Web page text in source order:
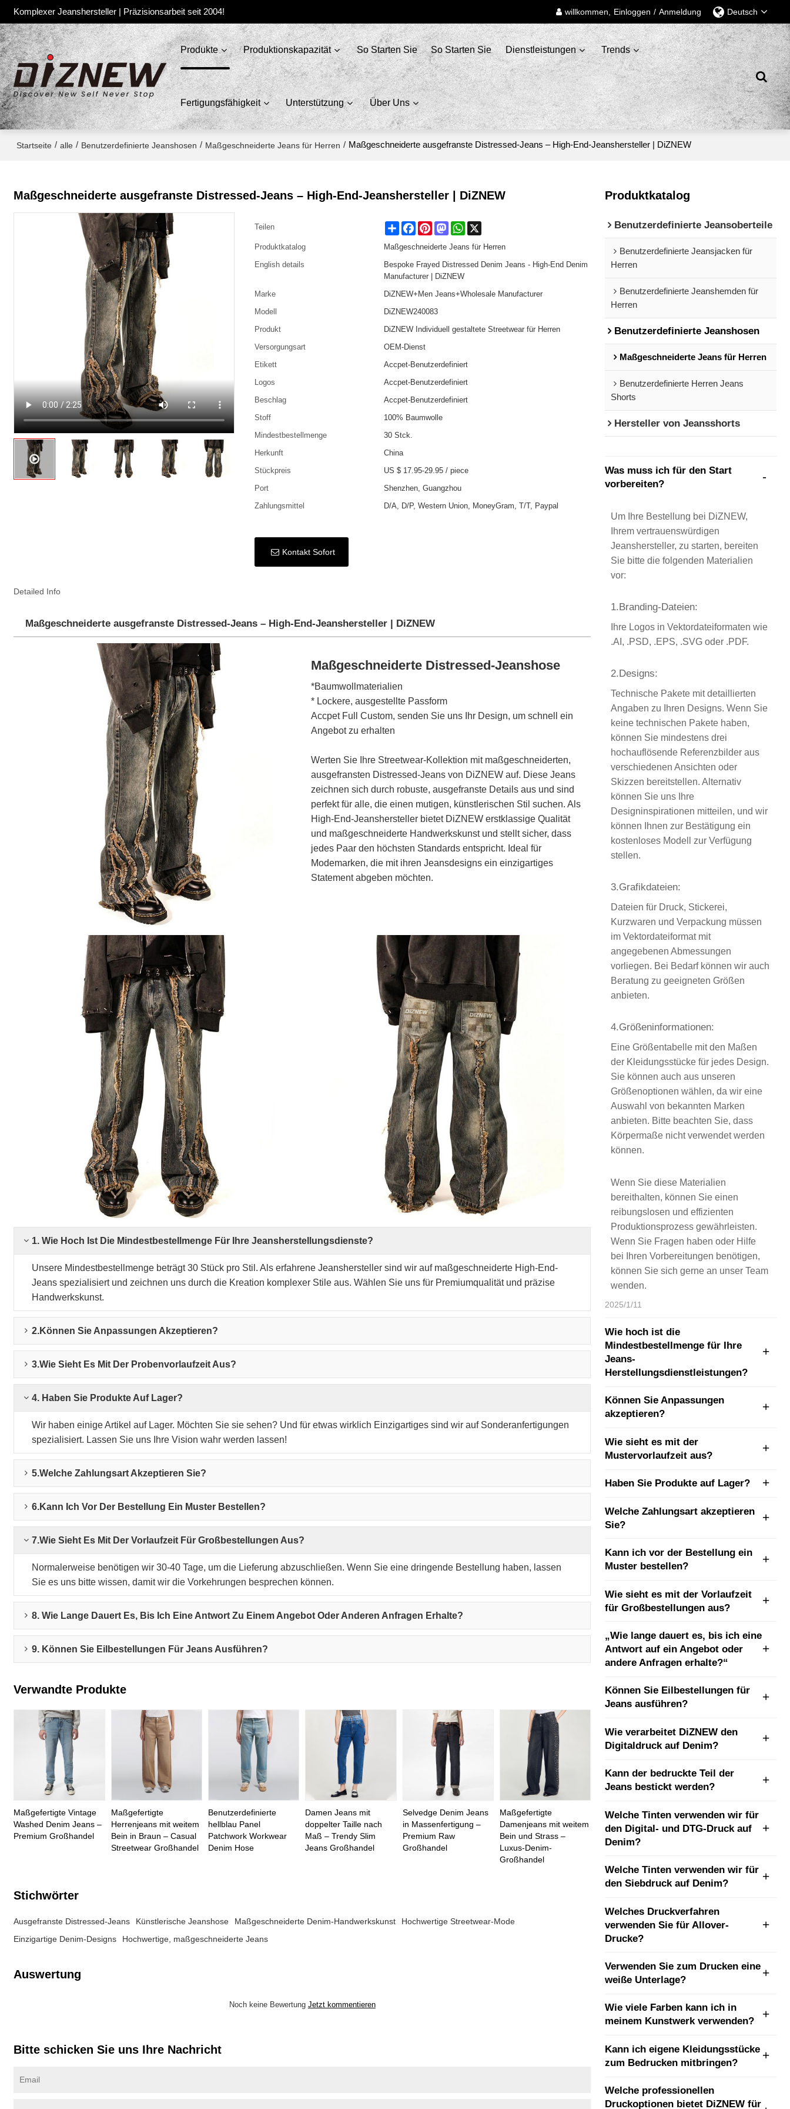
Komplexer Jeanshersteller | Präzisionsarbeit seit 2004! willkommen, Einloggen / Anmeldung Deutsch
Produkte Produktionskapazität So Starten Sie So Starten Sie Dienstleistungen Trends
Fertigungsfähigkeit Unterstützung Über Uns
Startseite / alle / Benutzerdefinierte Jeanshosen / Maßgeschneiderte Jeans für Herren / Maßgeschneiderte ausgefranste Distressed-Jeans – High-End-Jeanshersteller | DiZNEW
Maßgeschneiderte ausgefranste Distressed-Jeans – High-End-Jeanshersteller | DiZNEW
Teilen ShareFacebookPinterestMastodonWhatsApp
Produktkatalog
Maßgeschneiderte Jeans für Herren
English details
Bespoke Frayed Distressed Denim Jeans - High-End Denim
Manufacturer | DiZNEW
Marke
DiZNEW+Men Jeans+Wholesale Manufacturer
Modell
DiZNEW240083
Produkt
DiZNEW Individuell gestaltete Streetwear für Herren
Versorgungsart
OEM-Dienst
Etikett
Accpet-Benutzerdefiniert
Logos
Accpet-Benutzerdefiniert
Beschlag
Accpet-Benutzerdefiniert
Stoff
100% Baumwolle
Mindestbestellmenge
30 Stck.
Herkunft
China
Stückpreis
US $ 17.95-29.95 /piece
Port
Shenzhen, Guangzhou
Zahlungsmittel
D/A, D/P, Western Union, MoneyGram, T/T, Paypal
Kontakt Sofort
Detailed Info
Maßgeschneiderte ausgefranste Distressed-Jeans – High-End-Jeanshersteller | DiZNEW
Maßgeschneiderte Distressed-Jeanshose
*Baumwollmaterialien
* Lockere, ausgestellte Passform
Accpet Full Custom, senden Sie uns Ihr Design, um schnell ein
Angebot zu erhalten
Werten Sie Ihre Streetwear-Kollektion mit maßgeschneiderten,
ausgefransten Distressed-Jeans von DiZNEW auf. Diese Jeans
zeichnen sich durch robuste, ausgefranste Details aus und sind
perfekt für alle, die einen mutigen, künstlerischen Stil suchen. Als
High-End-Jeanshersteller bietet DiZNEW erstklassige Qualität
und maßgeschneiderte Handwerkskunst und stellt sicher, dass
jedes Paar den höchsten Standards entspricht. Ideal für
Modemarken, die mit ihren Jeansdesigns ein einzigartiges
Statement abgeben möchten.
1. Wie Hoch Ist Die Mindestbestellmenge Für Ihre Jeansherstellungsdienste?
Unsere Mindestbestellmenge beträgt 30 Stück pro Stil. Als erfahrene Jeanshersteller sind wir auf maßgeschneiderte High-End-
Jeans spezialisiert und zeichnen uns durch die Kreation komplexer Stile aus. Wählen Sie uns für Premiumqualität und präzise
Handwerkskunst.
2.Können Sie Anpassungen Akzeptieren?
3.Wie Sieht Es Mit Der Probenvorlaufzeit Aus?
4. Haben Sie Produkte Auf Lager?
Wir haben einige Artikel auf Lager. Möchten Sie sie sehen? Und für etwas wirklich Einzigartiges sind wir auf Sonderanfertigungen
spezialisiert. Lassen Sie uns Ihre Vision wahr werden lassen!
5.Welche Zahlungsart Akzeptieren Sie?
6.Kann Ich Vor Der Bestellung Ein Muster Bestellen?
7.Wie Sieht Es Mit Der Vorlaufzeit Für Großbestellungen Aus?
Normalerweise benötigen wir 30-40 Tage, um die Lieferung abzuschließen. Wenn Sie eine dringende Bestellung haben, lassen
Sie es uns bitte wissen, damit wir die Vorkehrungen besprechen können.
8. Wie Lange Dauert Es, Bis Ich Eine Antwort Zu Einem Angebot Oder Anderen Anfragen Erhalte?
9. Können Sie Eilbestellungen Für Jeans Ausführen?
Verwandte Produkte
Maßgefertigte Vintage
Washed Denim Jeans –
Premium Großhandel
Maßgefertigte
Herrenjeans mit weitem
Bein in Braun – Casual
Streetwear Großhandel
Benutzerdefinierte
hellblau Panel
Patchwork Workwear
Denim Hose
Damen Jeans mit
doppelter Taille nach
Maß – Trendy Slim
Jeans Großhandel
Selvedge Denim Jeans
in Massenfertigung –
Premium Raw
Großhandel
Maßgefertigte
Damenjeans mit weitem
Bein und Strass –
Luxus-Denim-
Großhandel
Stichwörter
Ausgefranste Distressed-Jeans Künstlerische Jeanshose Maßgeschneiderte Denim-Handwerkskunst
Hochwertige Streetwear-Mode
Einzigartige Denim-Designs
Hochwertige, maßgeschneiderte Jeans
Auswertung
Noch keine Bewertung Jetzt kommentieren
Bitte schicken Sie uns Ihre Nachricht
Produktkatalog
Benutzerdefinierte Jeansoberteile
Benutzerdefinierte Jeansjacken für
Herren
Benutzerdefinierte Jeanshemden für
Herren
Benutzerdefinierte Jeanshosen
Maßgeschneiderte Jeans für Herren
Benutzerdefinierte Herren Jeans
Shorts
Hersteller von Jeansshorts
Was muss ich für den Start
vorbereiten?
Um Ihre Bestellung bei DiZNEW,
Ihrem vertrauenswürdigen
Jeanshersteller, zu starten, bereiten
Sie bitte die folgenden Materialien
vor:
1.Branding-Dateien:
Ihre Logos in Vektordateiformaten wie
.AI, .PSD, .EPS, .SVG oder .PDF.
2.Designs:
Technische Pakete mit detaillierten
Angaben zu Ihren Designs. Wenn Sie
keine technischen Pakete haben,
können Sie mindestens drei
hochauflösende Referenzbilder aus
verschiedenen Ansichten oder
Skizzen bereitstellen. Alternativ
können Sie uns Ihre
Designinspirationen mitteilen, und wir
können Ihnen zur Bestätigung ein
kostenloses Modell zur Verfügung
stellen.
3.Grafikdateien:
Dateien für Druck, Stickerei,
Kurzwaren und Verpackung müssen
im Vektordateiformat mit
angegebenen Abmessungen
vorliegen. Bei Bedarf können wir auch
Beratung zu geeigneten Größen
anbieten.
4.Größeninformationen:
Eine Größentabelle mit den Maßen
der Kleidungsstücke für jedes Design.
Sie können auch aus unseren
Größenoptionen wählen, da wir eine
Auswahl von bekannten Marken
anbieten. Bitte beachten Sie, dass
Körpermaße nicht verwendet werden
können.
Wenn Sie diese Materialien
bereithalten, können Sie einen
reibungslosen und effizienten
Produktionsprozess gewährleisten.
Wenn Sie Fragen haben oder Hilfe
bei Ihren Vorbereitungen benötigen,
können Sie sich gerne an unser Team
wenden.
2025/1/11
Wie hoch ist die
Mindestbestellmenge für Ihre
Jeans-
Herstellungsdienstleistungen?
Können Sie Anpassungen
akzeptieren?
Wie sieht es mit der
Mustervorlaufzeit aus?
Haben Sie Produkte auf Lager?
Welche Zahlungsart akzeptieren
Sie?
Kann ich vor der Bestellung ein
Muster bestellen?
Wie sieht es mit der Vorlaufzeit
für Großbestellungen aus?
„Wie lange dauert es, bis ich eine
Antwort auf ein Angebot oder
andere Anfragen erhalte?“
Können Sie Eilbestellungen für
Jeans ausführen?
Wie verarbeitet DiZNEW den
Digitaldruck auf Denim?
Kann der bedruckte Teil der
Jeans bestickt werden?
Welche Tinten verwenden wir für
den Digital- und DTG-Druck auf
Denim?
Welche Tinten verwenden wir für
den Siebdruck auf Denim?
Welches Druckverfahren
verwenden Sie für Allover-
Drucke?
Verwenden Sie zum Drucken eine
weiße Unterlage?
Wie viele Farben kann ich in
meinem Kunstwerk verwenden?
Kann ich eigene Kleidungsstücke
zum Bedrucken mitbringen?
Welche professionellen
Druckoptionen bietet DiZNEW für